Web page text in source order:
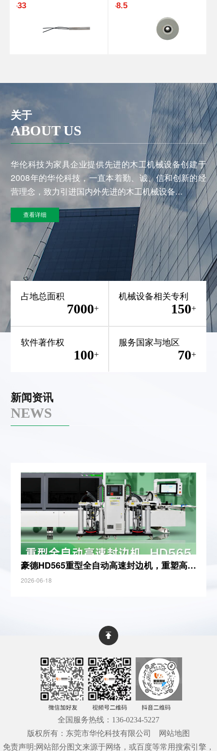
¥33 ¥8.5
关于
ABOUT US
华伦科技为家具企业提供先进的木工机械设备创建于
2008年的华伦科技，一直本着勤、诚、信和创新的经
营理念，致力引进国内外先进的木工机械设备...
查看详细
占地总面积
7000+
机械设备相关专利
150+
软件著作权
100+
服务国家与地区
70+
新闻资讯
NEWS
豪德HD565重型全自动高速封边机，重塑高定封边新标准
2026-06-18
全国服务热线： 136-0234-5227
版权所有：东莞市华伦科技有限公司 网站地图
免责声明:网站部分图文来源于网络，或百度等常用搜索引擎，